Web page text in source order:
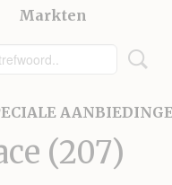
Markten
(207)